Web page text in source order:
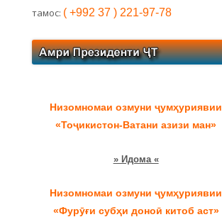
тамос: ( +992 37 ) 221-97-78
Низомномаи озмуни ҷумҳуриявии
«Тоҷикистон-Ватани азизи ман»
» Идома «
Низомномаи озмуни ҷумҳуриявии
«Фурӯғи субҳи доноӣ китоб аст»